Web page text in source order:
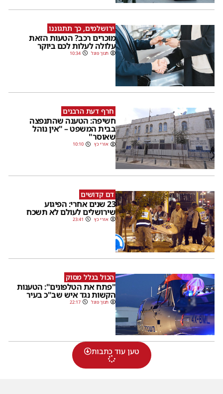
ירושלמים, כך תתגוננו
מוכרים רכב? הטעות הזאת
עלולה לעלות לכם ביוקר
חנוך פוגל 10:34
חרף דעת הרבנים
חשיפה: הטענה שהתנפצה
בבית המשפט – "אין נוהל
שאוסר"
אורי כץ 10:10
דם קדושים
23 שנים אחרי: הפיגוע
שירושלים לעולם לא תשכח
אורי כץ 23:41
הכול בגלל מסוק
"פתח את הטלפונים": הטענות
הקשות נגד איש שב"כ בעיר
חנוך פוגל 22:17
טען עוד כתבות